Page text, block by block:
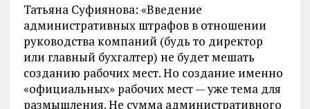
Татьяна Суфиянова: «Введение
административных штрафов в отношении
руководства компаний (будь то директор
или главный бухгалтер) не будет мешать
созданию рабочих мест. Но создание именно
«официальных» рабочих мест — уже тема для
размышления. Не сумма административного